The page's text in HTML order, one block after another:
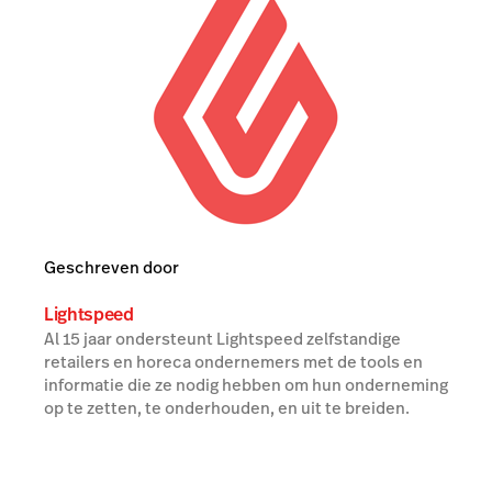
Geschreven door
Lightspeed
Al 15 jaar ondersteunt Lightspeed zelfstandige
retailers en horeca ondernemers met de tools en
informatie die ze nodig hebben om hun onderneming
op te zetten, te onderhouden, en uit te breiden.